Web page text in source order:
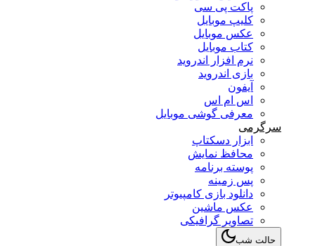
پاکت پی سی
کلیپ موبایل
عکس موبایل
کتاب موبایل
نرم افزار اندروید
بازی اندروید
آیفون
اس ام اس
معرفی گوشی موبایل
سرگرمی
ابزار دسکتاپ
محافظ نمایش
پوسته برنامه
پس زمینه
دانلود بازی کامپیوتر
عکس ماشین
تصاویر گرافیکی
حالت شب